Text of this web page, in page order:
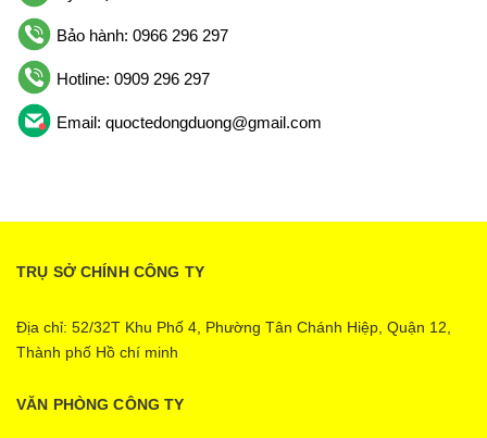
Bảo hành: 0966 296 297
Hotline: 0909 296 297
Email: quoctedongduong@gmail.com
TRỤ SỞ CHÍNH CÔNG TY
Địa chỉ: 52/32T Khu Phố 4, Phường Tân Chánh Hiệp, Quận 12,
Thành phố Hồ chí minh
VĂN PHÒNG CÔNG TY